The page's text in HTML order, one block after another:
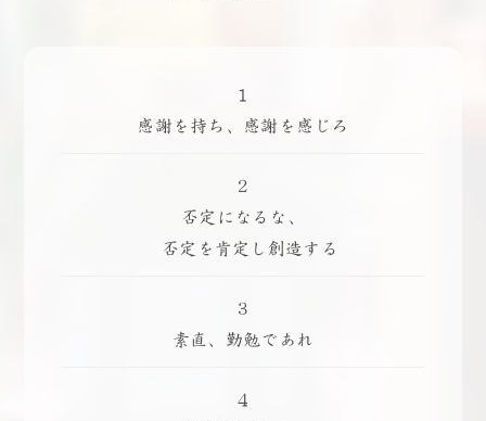
1
感謝を持ち、感謝を感じろ
2
否定になるな、
否定を肯定し創造する
3
素直、勤勉であれ
4